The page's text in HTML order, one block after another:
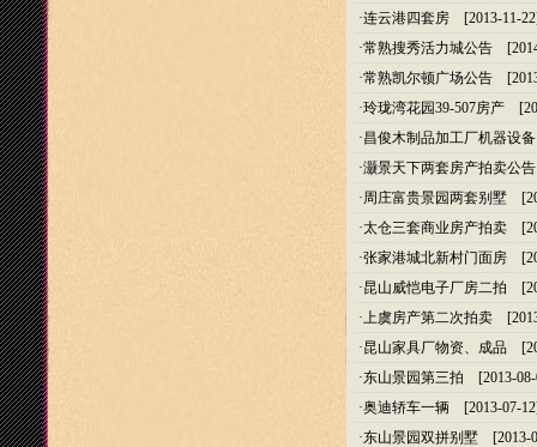
·连云港四套房 [2013-11-
·常熟搜秀活力城公告
·常熟凯尔顿广场公告
·玲珑湾花园39-507房产
·昌俊木制品加工厂机器设
·灏景天下两套房产拍卖公告
·周庄富贵景园两套别墅
·太仓三套商业房产拍卖
·张家港城北新村门面房
·昆山威恺电子厂房二拍
·上虞房产第二次拍卖
·昆山家具厂物资、成品
·东山景园第三拍 [2013-
·奥迪轿车一辆 [2013-07-
·东山景园双拼别墅 [2013-